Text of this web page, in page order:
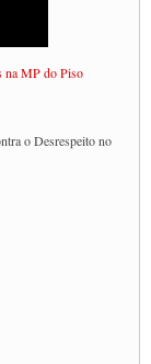
na MP do Piso
o Desrespeito no
saúde nas
de cargas na